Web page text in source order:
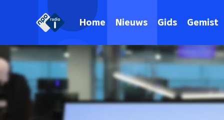
Home Nieuws Gids Gemist